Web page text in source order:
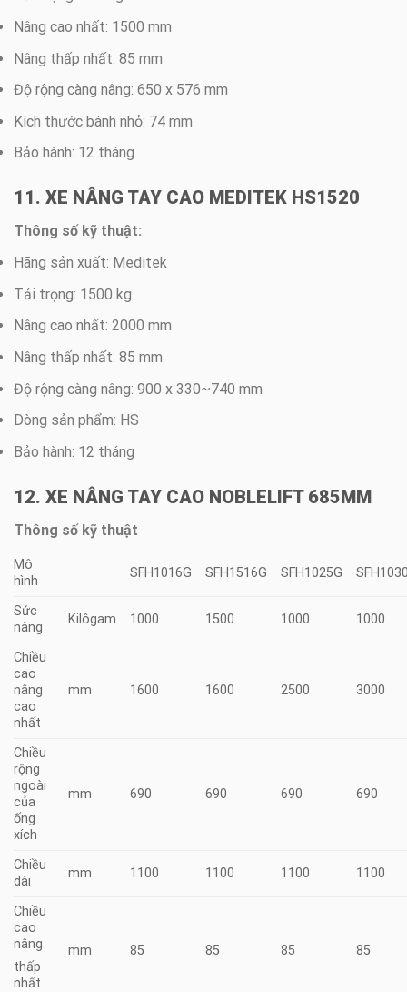
Nâng cao nhất: 1500 mm
Nâng thấp nhất: 85 mm
Độ rộng càng nâng: 650 x 576 mm
Kích thước bánh nhỏ: 74 mm
Bảo hành: 12 tháng
11. XE NÂNG TAY CAO MEDITEK HS1520
Thông số kỹ thuật:
Hãng sản xuất: Meditek
Tải trọng: 1500 kg
Nâng cao nhất: 2000 mm
Nâng thấp nhất: 85 mm
Độ rộng càng nâng: 900 x 330~740 mm
Dòng sản phẩm: HS
Bảo hành: 12 tháng
12. XE NÂNG TAY CAO NOBLELIFT 685MM
Thông số kỹ thuật
Mô
hình
SFH1016G SFH1516G SFH1025G
Sức
nâng
Kilôgam 1000 1500 1000 1000
Chiều
cao
nâng
cao
nhất
mm 1600 1600 2500 3000
Chiều
rộng
ngoài
của
ống
xích
mm 690 690 690 690
Chiều
dài
mm 1100 1100 1100 1100
Chiều
cao
nâng
thấp
nhất
mm 85 85 85 85